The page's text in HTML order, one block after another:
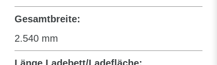
Gesamtbreite:
2.540 mm